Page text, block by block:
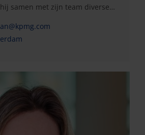
samen met zijn team diverse
van nationale en
opgebouwd die in een breed
Jan is ook
bij expats,
zekerheid en
vraagstukken, vooral als het